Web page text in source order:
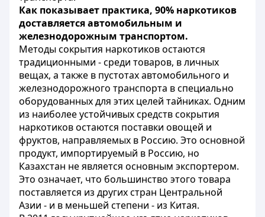
Как показывает практика, 90% наркотиков
доставляется автомобильным и
железнодорожным транспортом.
Методы сокрытия наркотиков остаются
традиционными - среди товаров, в личных
вещах, а также в пустотах автомобильного и
железнодорожного транспорта в специально
оборудованных для этих целей тайниках. Одним
из наиболее устойчивых средств сокрытия
наркотиков остаются поставки овощей и
фруктов, направляемых в Россию. Это основной
продукт, импортируемый в Россию, но
Казахстан не является основным экспортером.
Это означает, что большинство этого товара
поставляется из других стран Центральной
Азии - и в меньшей степени - из Китая.